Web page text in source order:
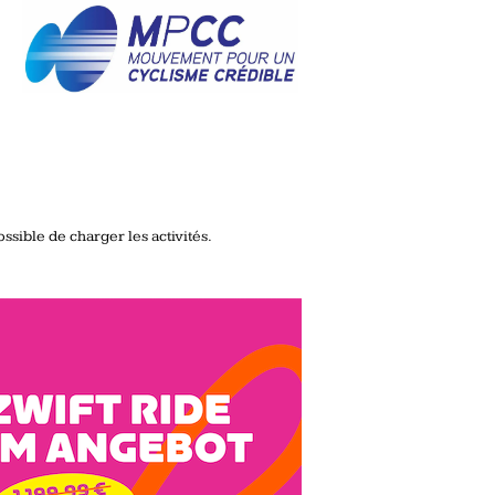
de charger les activités.